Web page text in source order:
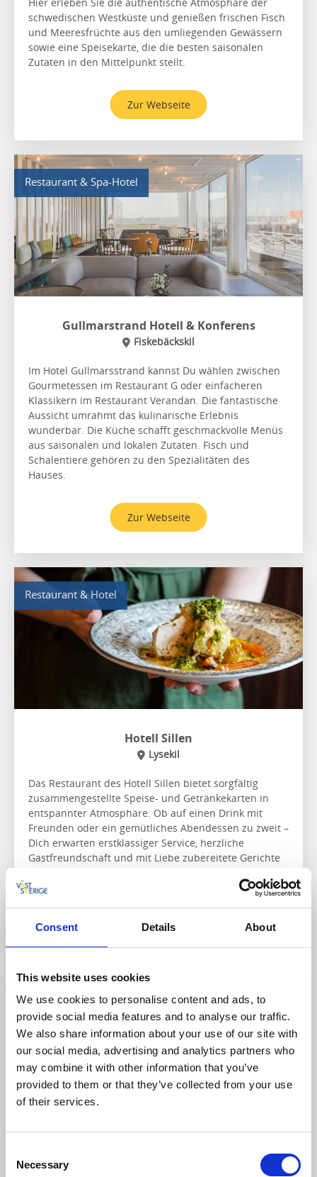
Consent Details About
This website uses cookies
We use cookies to personalise content and ads, to
provide social media features and to analyse our traffic.
We also share information about your use of our site with
our social media, advertising and analytics partners who
may combine it with other information that you’ve
provided to them or that they’ve collected from your use
of their services.
Selection
Necessary
schwedischen Westküste und genießen frischen Fisch
und Meeresfrüchte aus den umliegenden Gewässern
sowie eine Speisekarte, die die besten saisonalen
Zutaten in den Mittelpunkt stellt.
Zur Webseite
Restaurant & Spa-Hotel
Gullmarstrand Hotell & Konferens
Fiskebäckskil
Im Hotel Gullmarsstrand kannst Du wählen zwischen
Gourmetessen im Restaurant G oder einfacheren
Klassikern im Restaurant Verandan. Die fantastische
Aussicht umrahmt das kulinarische Erlebnis
wunderbar. Die Küche schafft geschmackvolle Menüs
aus saisonalen und lokalen Zutaten. Fisch und
Schalentiere gehören zu den Spezialitäten des
Hauses.
Zur Webseite
Restaurant & Hotel
Hotell Sillen
Lysekil
Das Restaurant des Hotell Sillen bietet sorgfältig
zusammengestellte Speise- und Getränkekarten in
entspannter Atmosphäre. Ob auf einen Drink mit
Freunden oder ein gemütliches Abendessen zu zweit –
Dich erwarten erstklassiger Service, herzliche
Gastfreundschaft und mit Liebe zubereitete Gerichte
Hotel Strana